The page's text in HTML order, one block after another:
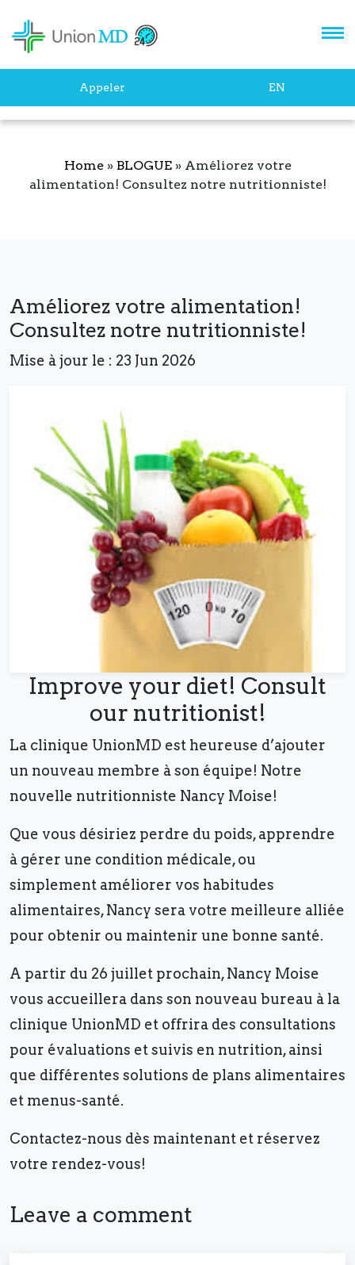
Appeler EN
Home» BLOGUE» Améliorez votre
alimentation! Consultez notre nutritionniste!
Améliorez votre alimentation!
Consultez notre nutritionniste!
Mise à jour le : 23 Jun 2026
Improve your diet! Consult
our nutritionist!
La clinique UnionMD est heureuse d’ajouter
un nouveau membre à son équipe! Notre
nouvelle nutritionniste Nancy Moise!
Que vous désiriez perdre du poids, apprendre
à gérer une condition médicale, ou
simplement améliorer vos habitudes
alimentaires, Nancy sera votre meilleure alliée
pour obtenir ou maintenir une bonne santé.
A partir du 26 juillet prochain, Nancy Moise
vous accueillera dans son nouveau bureau à la
clinique UnionMD et offrira des consultations
pour évaluations et suivis en nutrition, ainsi
que différentes solutions de plans alimentaires
et menus-santé.
Contactez-nous dès maintenant et réservez
votre rendez-vous!
Leave a comment
courant des dernières
innovations en podologie.
S'ABONNER